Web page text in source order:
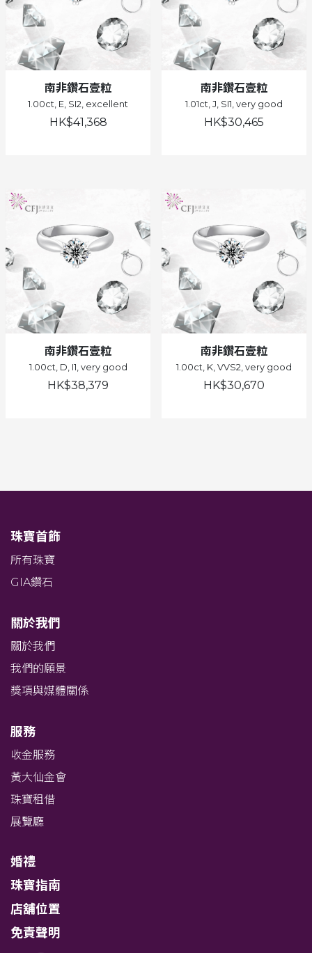
南非鑽石壹粒
1.00ct, E, SI2, excellent
HK$41,368
南非鑽石壹粒
1.01ct, J, SI1, very good
HK$30,465
南非鑽石壹粒
1.00ct, D, I1, very good
HK$38,379
南非鑽石壹粒
1.00ct, K, VVS2, very good
HK$30,670
珠寶首飾
所有珠寶
GIA鑽石
關於我們
關於我們
我們的願景
獎項與媒體關係
服務
收金服務
黃大仙金會
珠寶租借
展覽廳
婚禮
珠寶指南
店舖位置
免責聲明